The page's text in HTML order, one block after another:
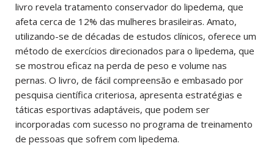
livro revela tratamento conservador do lipedema, que
afeta cerca de 12% das mulheres brasileiras. Amato,
utilizando-se de décadas de estudos clínicos, oferece um
método de exercícios direcionados para o lipedema, que
se mostrou eficaz na perda de peso e volume nas
pernas. O livro, de fácil compreensão e embasado por
pesquisa científica criteriosa, apresenta estratégias e
táticas esportivas adaptáveis, que podem ser
incorporadas com sucesso no programa de treinamento
de pessoas que sofrem com lipedema.